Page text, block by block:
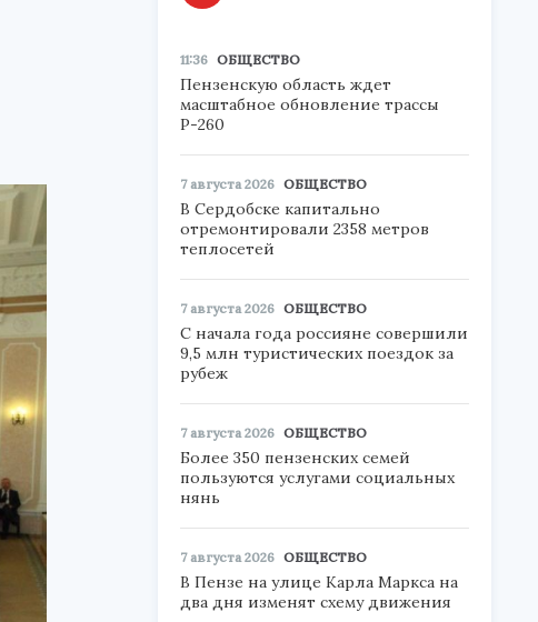
11:36 ОБЩЕСТВО
Пензенскую область ждет
масштабное обновление трассы
Р-260
7 августа 2026 ОБЩЕСТВО
В Сердобске капитально
отремонтировали 2358 метров
теплосетей
7 августа 2026 ОБЩЕСТВО
С начала года россияне совершили
9,5 млн туристических поездок за
рубеж
7 августа 2026 ОБЩЕСТВО
Более 350 пензенских семей
пользуются услугами социальных
нянь
7 августа 2026 ОБЩЕСТВО
В Пензе на улице Карла Маркса на
два дня изменят схему движения